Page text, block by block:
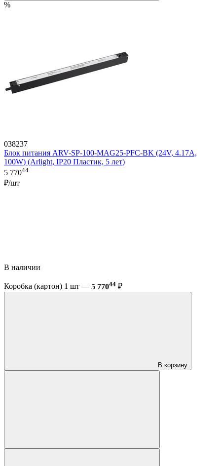
%
038237
Блок питания ARV-SP-100-MAG25-PFC-BK (24V, 4.17A,
100W) (Arlight, IP20 Пластик, 5 лет)
5 77044
₽/шт
В наличии
Коробка (картон) 1 шт — 5 77044 ₽
В корзину